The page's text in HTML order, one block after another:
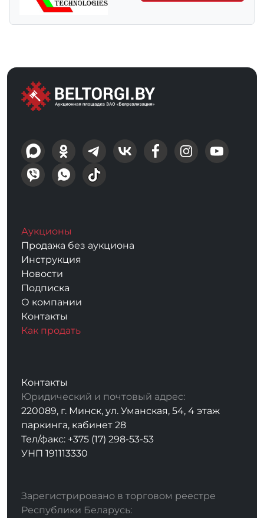
Аукционы
Продажа без аукциона
Инструкция
Новости
Подписка
О компании
Контакты
Как продать
Контакты
Юридический и почтовый адрес:
220089, г. Минск, ул. Уманская, 54, 4 этаж
паркинга, кабинет 28
Тел/факс: +375 (17) 298-53-53
УНП 191113330
Зарегистрировано в торговом реестре
Республики Беларусь: